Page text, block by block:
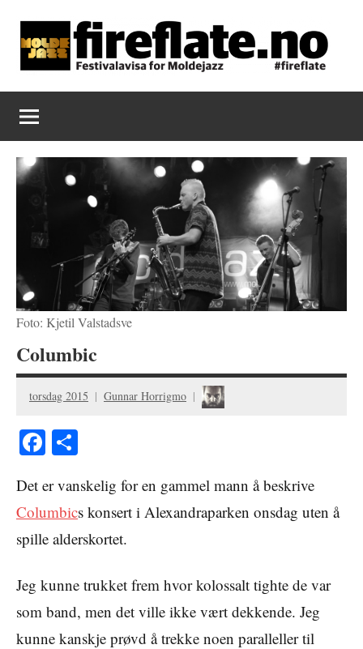
content
Fireflate
Foto: Kjetil Valstadsve
Columbic
torsdag 2015 Gunnar Horrigmo
Facebook
Det er vanskelig for en gammel mann å beskrive
Columbics konsert i Alexandraparken onsdag uten å
spille alderskortet.
Jeg kunne trukket frem hvor kolossalt tighte de var
som band, men det ville ikke vært dekkende. Jeg
kunne kanskje prøvd å trekke noen paralleller til